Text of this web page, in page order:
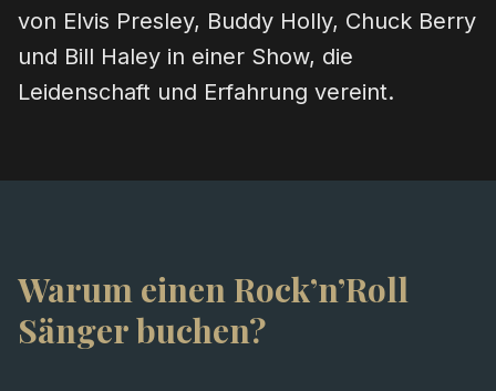
von Elvis Presley, Buddy Holly, Chuck Berry
und Bill Haley in einer Show, die
Leidenschaft und Erfahrung vereint.
Warum einen Rock’n’Roll
Sänger buchen?